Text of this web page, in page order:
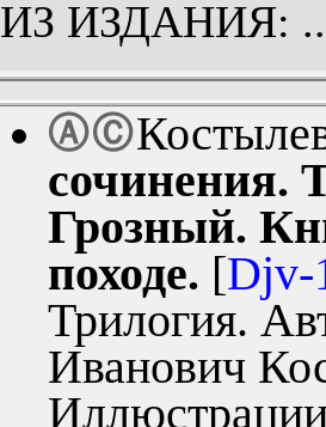
Часть
Часть
Часть
Вместо
ИЗ ИЗДАНИЯ:
ⒶⒸ
сочинения.
Грозный.
походе. [Djv-
Трилогия.
Иванович